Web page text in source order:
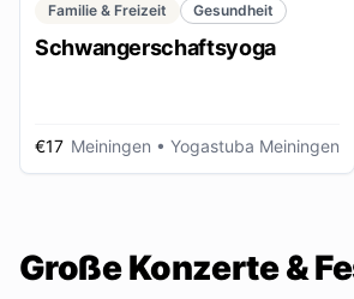
Familie & Freizeit
Gesundheit
Schwangerschaftsyoga
€17 Meiningen • Yogastuba Meiningen
Große Konzerte &